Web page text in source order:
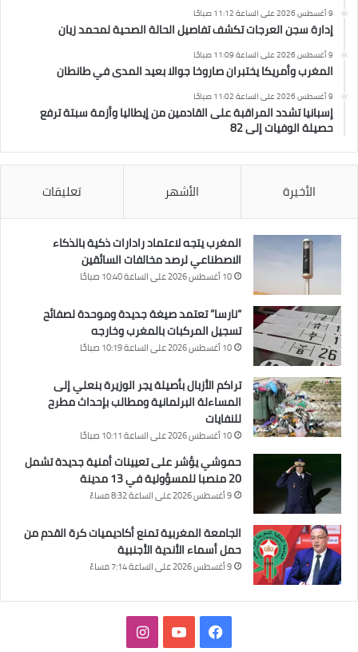
9 أغسطس 2026 على الساعة 11:12 صباحًا
إدارة سجن العرجات تكشف تفاصيل الحالة الصحية لمحمد زيان
9 أغسطس 2026 على الساعة 11:09 صباحًا
المغرب وأمريكا يختبران صاروخا جوالا بعيد المدى في طانطان
9 أغسطس 2026 على الساعة 11:02 صباحًا
إسبانيا تشدد المراقبة على القادمين من إيطاليا وأزمة سبتة ترفع
حصيلة الوفيات إلى 82
الأخيرة الأشهر تعليقات
المغرب يتجه لاعتماد رادارات ذكية بالذكاء
الاصطناعي لرصد مخالفات السائقين
10 أغسطس 2026 على الساعة 10:40 صباحًا
“نارسا” تعتمد صيغة جديدة وموحدة لصفائح
تسجيل المركبات بالمغرب وخارجه
10 أغسطس 2026 على الساعة 10:19 صباحًا
تراكم الأزبال بأصيلة يجر الوزيرة بنعلي إلى
المساءلة البرلمانية ومطالب بإحداث مطرح
للنفايات
10 أغسطس 2026 على الساعة 10:11 صباحًا
حموشي يؤشر على تعيينات أمنية جديدة تشمل
20 منصبا للمسؤولية في 13 مدينة
9 أغسطس 2026 على الساعة 8:32 مساءً
الجامعة المغربية تمنع أكاديميات كرة القدم من
حمل أسماء الأندية الأجنبية
9 أغسطس 2026 على الساعة 7:14 مساءً
فيسبوك‫YouTubeانستقرام